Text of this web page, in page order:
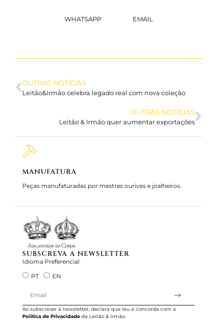
WHATSAPP EMAIL
OUTRAS NOTÍCIAS
Leitão&Irmão celebra legado real com nova coleção
OUTRAS NOTÍCIAS
Leitão & Irmão quer aumentar exportações
MANUFATURA
Peças manufaturadas por mestres ourives e joalheiros.
SUBSCREVA A NEWSLETTER
Idioma Preferencial
PT
EN
Ao subscrever à newsletter, declara que leu e concorda com a
Política de Privacidade da Leitão & Irmão.